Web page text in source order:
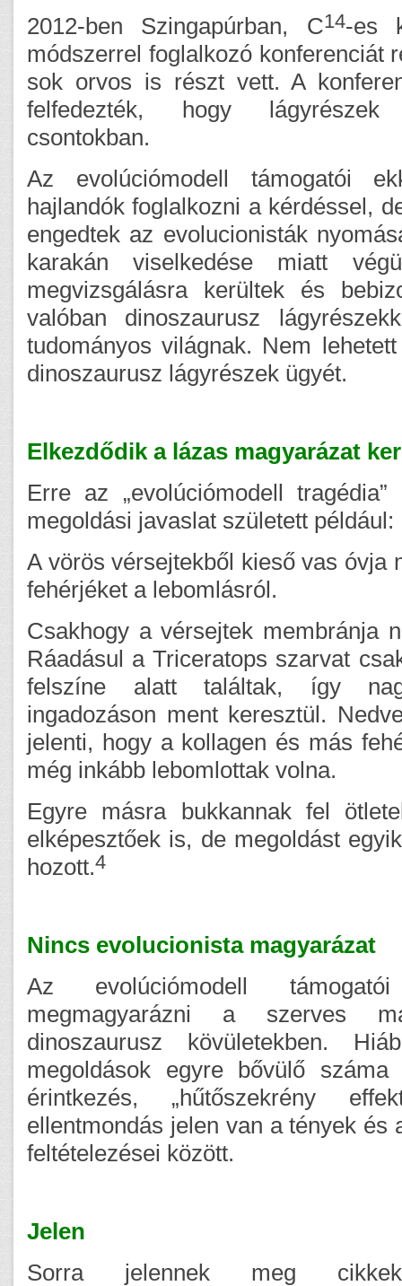
2012-ben Szingapúrban, C14-es
módszerrel foglalkozó konferenciát
sok orvos is részt vett. A
felfedezték, hogy
csontokban.
Az evolúciómodell támogatói
hajlandók foglalkozni a kérdéssel,
engedtek az evolucionisták
karakán viselkedése miatt
megvizsgálásra kerültek és
valóban dinoszaurusz
tudományos világnak. Nem
dinoszaurusz lágyrészek ügyét.
Elkezdődik a lázas magyarázat
Erre az „evolúciómodell
megoldási javaslat született például:
A vörös vérsejtekből kieső vas óvja
fehérjéket a lebomlásról.
Csakhogy a vérsejtek membránja
Ráadásul a Triceratops szarvat
felszíne alatt találtak, így
ingadozáson ment keresztül.
jelenti, hogy a kollagen és más
még inkább lebomlottak volna.
Egyre másra bukkannak fel
elképesztőek is, de megoldást
hozott.4
Nincs evolucionista magyarázat
Az evolúciómodell
megmagyarázni a szerves
dinoszaurusz kövületekben.
megoldások egyre bővülő
érintkezés, „hűtőszekrény
ellentmondás jelen van a tények és
feltételezései között.
Jelen
Sorra jelennek meg cikkek